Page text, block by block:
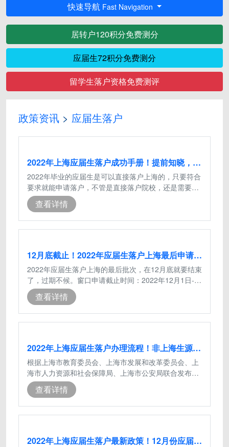
快速导航 Fast Navigation
居转户120积分免费测分
应届生72积分免费测分
留学生落户资格免费测评
政策资讯 > 应届生落户
2022年上海应届生落户成功手册！提前知晓，落户上海不踩坑
2022年毕业的应届生是可以直接落户上海的，只要符合
要求就能申请落户，不管是直接落户院校，还是需要打
72分落户的同学，都要抓紧最后半个月
查看详情
12月底截止！2022年应届生落户上海最后申请批次！
2022年应届生落户上海的最后批次，在12月底就要结束
了，过期不候。窗口申请截止时间：2022年12月1日-
-2022年12月30日，大家要抓紧时间啦！
查看详情
2022年上海应届生落户办理流程！非上海生源应届生落户步骤
根据上海市教育委员会、上海市发展和改革委员会、上
海市人力资源和社会保障局、上海市公安局联合发布的
《关于做好2022年非上海生源应届普通
查看详情
2022年上海应届生落户最新政策！12月份应届生直接落户上海